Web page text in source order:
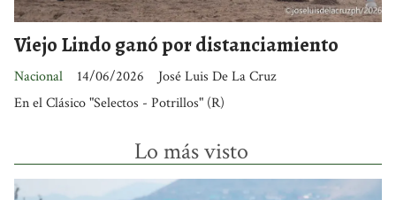
Viejo Lindo ganó por distanciamiento
José Luis De La Cruz
Nacional
14/06/2026
En el Clásico "Selectos - Potrillos" (R)
Lo más visto